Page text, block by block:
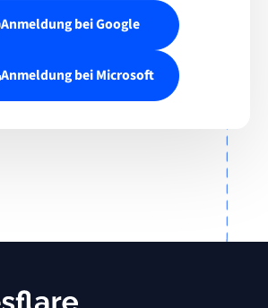
Anmeldung bei Google
Anmeldung bei Microsoft